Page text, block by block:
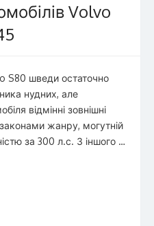
Volvo
S80 шведи остаточно
нудних, але
відмінні зовнішні
жанру, могутній
за 300 л.с. З іншого …